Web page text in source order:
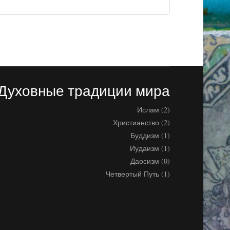
традиции мира
Ислам (2)
Христианство (2)
Буддизм (1)
Иудаизм (1)
Даосизм (0)
Четвертый Путь (1)